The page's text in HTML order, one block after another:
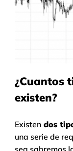
¿Cuantos
existen?
Existen dos
una serie de
sea sabremos